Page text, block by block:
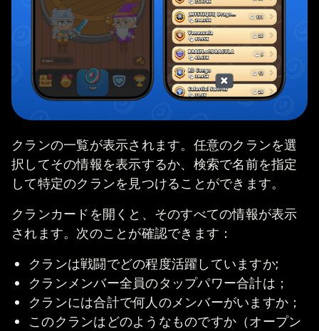
クランの一覧が表示されます。任意のクランを選
択してその情報を表示するか、検索で名前を指定
して特定のクランを見つけることができます。
クランカードを開くと、そのすべての情報が表示
されます。次のことが確認できます：
クランは戦闘でどの程度活躍していますか;
クランメンバー全員のタップパワー合計は；
クランには合計で何人のメンバーがいますか；
このクランはどのようなものですか（オープン